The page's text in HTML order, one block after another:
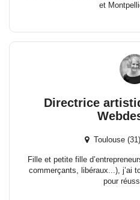
et
Directrice
Toulouse
Fille et petite fille
commerçants, libéraux...), j’ai
pour